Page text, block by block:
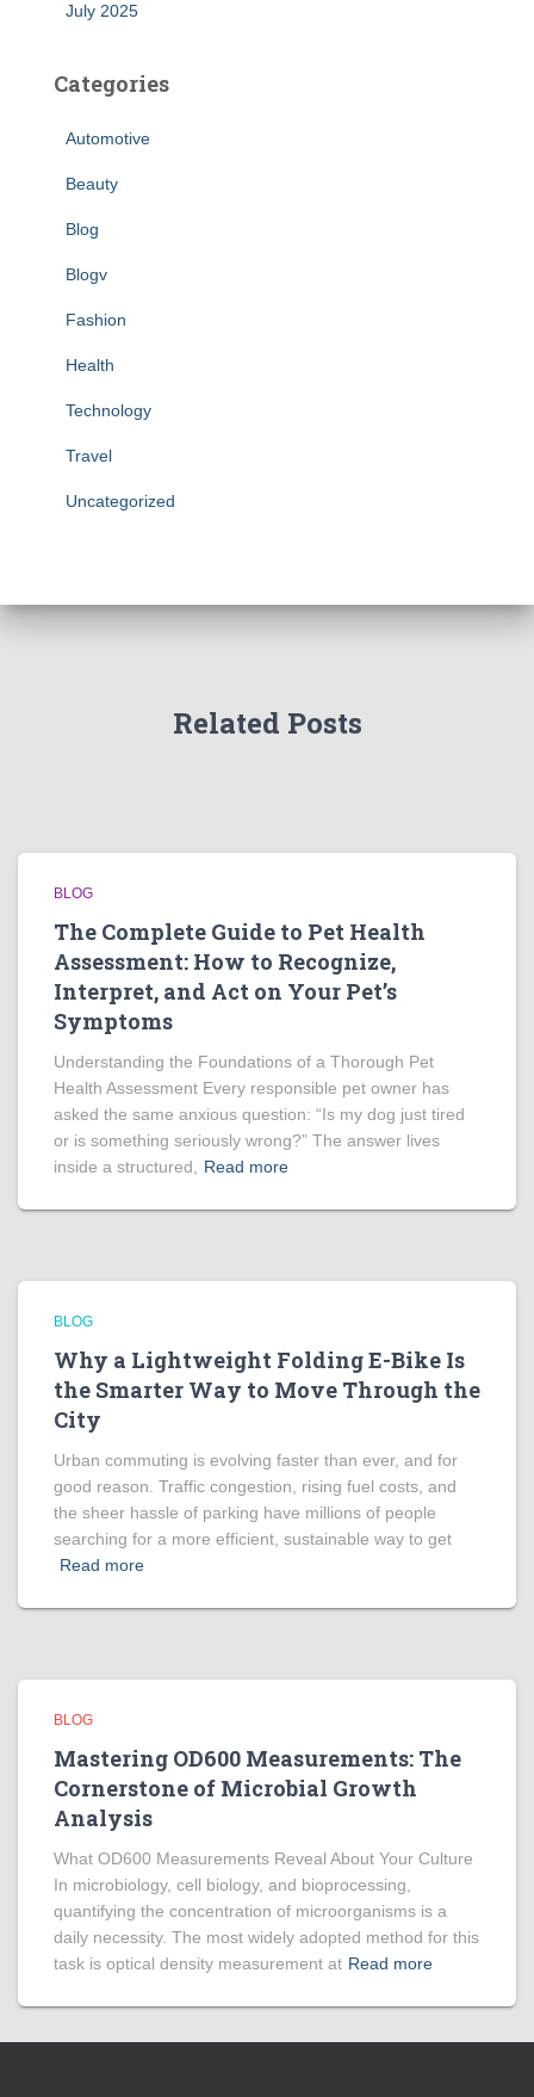
July 2025
Categories
Automotive
Beauty
Blog
Blogv
Fashion
Health
Technology
Travel
Uncategorized
Related Posts
BLOG
The Complete Guide to Pet Health
Assessment: How to Recognize,
Interpret, and Act on Your Pet’s
Symptoms
Understanding the Foundations of a Thorough Pet
Health Assessment Every responsible pet owner has
asked the same anxious question: “Is my dog just tired
or is something seriously wrong?” The answer lives
inside a structured,
Read more
BLOG
Why a Lightweight Folding E-Bike Is
the Smarter Way to Move Through the
City
Urban commuting is evolving faster than ever, and for
good reason. Traffic congestion, rising fuel costs, and
the sheer hassle of parking have millions of people
searching for a more efficient, sustainable way to get
Read more
BLOG
Mastering OD600 Measurements: The
Cornerstone of Microbial Growth
Analysis
What OD600 Measurements Reveal About Your Culture
In microbiology, cell biology, and bioprocessing,
quantifying the concentration of microorganisms is a
daily necessity. The most widely adopted method for this
task is optical density measurement at Read more